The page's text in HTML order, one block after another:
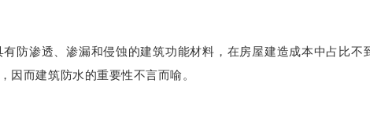
防渗透、渗漏和侵蚀的建筑功能材料，在房屋建造成本中占比不
因而建筑防水的重要性不言而喻。